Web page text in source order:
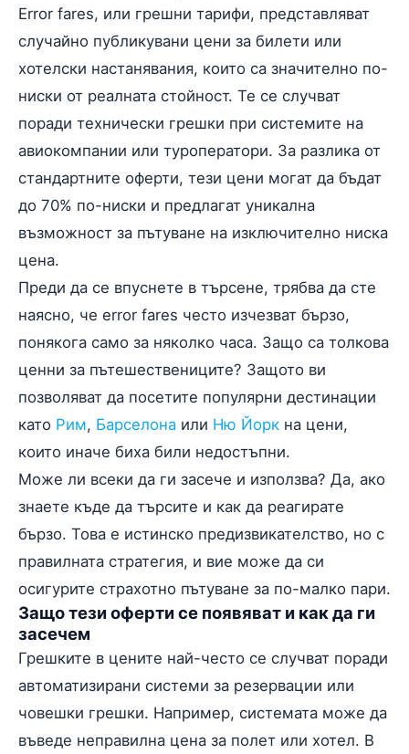
Error fares, или грешни тарифи, представляват
случайно публикувани цени за билети или
хотелски настанявания, които са значително по-
ниски от реалната стойност. Те се случват
поради технически грешки при системите на
авиокомпании или туроператори. За разлика от
стандартните оферти, тези цени могат да бъдат
до 70% по-ниски и предлагат уникална
възможност за пътуване на изключително ниска
цена.
Преди да се впуснете в търсене, трябва да сте
наясно, че error fares често изчезват бързо,
понякога само за няколко часа. Защо са толкова
ценни за пътешествениците? Защото ви
позволяват да посетите популярни дестинации
като Рим, Барселона или Ню Йорк на цени,
които иначе биха били недостъпни.
Може ли всеки да ги засече и използва? Да, ако
знаете къде да търсите и как да реагирате
бързо. Това е истинско предизвикателство, но с
правилната стратегия, и вие може да си
осигурите страхотно пътуване за по-малко пари.
Защо тези оферти се появяват и как да ги
засечем
Грешките в цените най-често се случват поради
автоматизирани системи за резервации или
човешки грешки. Например, системата може да
въведе неправилна цена за полет или хотел. В